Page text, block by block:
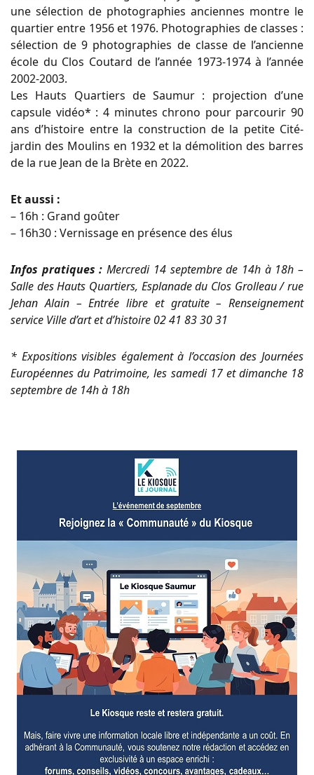
une sélection de photographies anciennes montre le
quartier entre 1956 et 1976. Photographies de classes :
sélection de 9 photographies de classe de l’ancienne
école du Clos Coutard de l’année 1973-1974 à l’année
2002-2003.
Les Hauts Quartiers de Saumur : projection d’une
capsule vidéo* : 4 minutes chrono pour parcourir 90
ans d’histoire entre la construction de la petite Cité-
jardin des Moulins en 1932 et la démolition des barres
de la rue Jean de la Brète en 2022.
Et aussi :
– 16h : Grand goûter
– 16h30 : Vernissage en présence des élus
Infos pratiques : Mercredi 14 septembre de 14h à 18h –
Salle des Hauts Quartiers, Esplanade du Clos Grolleau / rue
Jehan Alain – Entrée libre et gratuite – Renseignement
service Ville d’art et d’histoire 02 41 83 30 31
* Expositions visibles également à l’occasion des Journées
Européennes du Patrimoine, les samedi 17 et dimanche 18
septembre de 14h à 18h